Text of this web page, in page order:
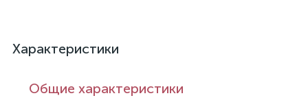
Характеристики
Общие характеристики